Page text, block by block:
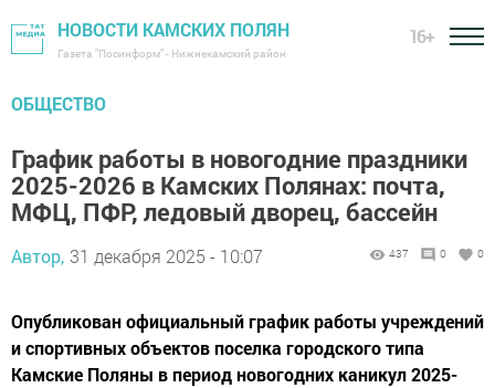
НОВОСТИ КАМСКИХ ПОЛЯН
Газета "Посинформ" - Нижнекамский район
16+
ОБЩЕСТВО
График работы в новогодние праздники
2025-2026 в Камских Полянах: почта,
МФЦ, ПФР, ледовый дворец, бассейн
Автор, 31 декабря 2025 - 10:07 437 0 0
Опубликован официальный график работы учреждений
и спортивных объектов поселка городского типа
Камские Поляны в период новогодних каникул 2025-